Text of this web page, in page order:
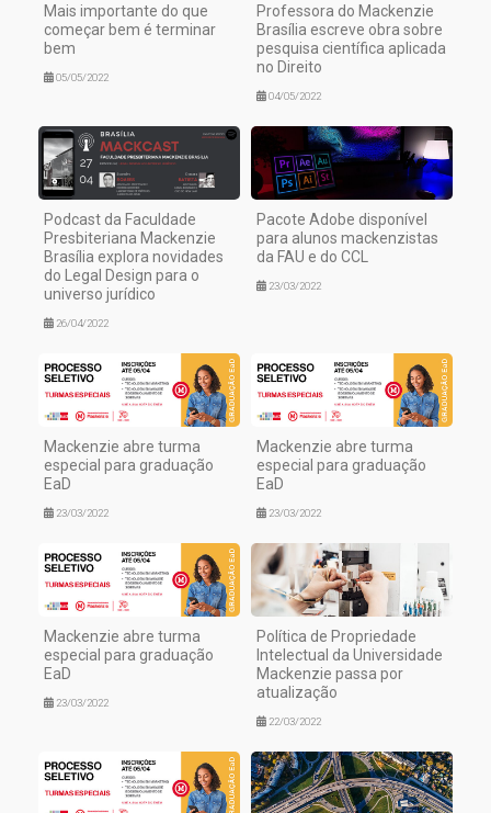
Mais importante do que
começar bem é terminar
bem
05/05/2022
Professora do Mackenzie
Brasília escreve obra sobre
pesquisa científica aplicada
no Direito
04/05/2022
Podcast da Faculdade
Presbiteriana Mackenzie
Brasília explora novidades
do Legal Design para o
universo jurídico
26/04/2022
Pacote Adobe disponível
para alunos mackenzistas
da FAU e do CCL
23/03/2022
Mackenzie abre turma
especial para graduação
EaD
23/03/2022
Mackenzie abre turma
especial para graduação
EaD
23/03/2022
Mackenzie abre turma
especial para graduação
EaD
23/03/2022
Política de Propriedade
Intelectual da Universidade
Mackenzie passa por
atualização
22/03/2022